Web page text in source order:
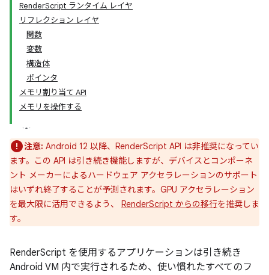
RenderScript ランタイム レイヤ
リフレクション レイヤ
関数
変数
構造体
ポインタ
メモリ割り当て API
メモリを操作する
注意: Android 12 以降、RenderScript API は非推奨になってい
ます。この API は引き続き機能しますが、デバイスとコンポーネ
ント メーカーによるハードウェア アクセラレーションのサポート
はいずれ終了することが予測されます。GPU アクセラレーション
を最大限に活用できるよう、 RenderScript からの移行を推奨しま
す。
RenderScript を使用するアプリケーションは引き続き
Android VM 内で実行されるため、使い慣れたすべてのフ